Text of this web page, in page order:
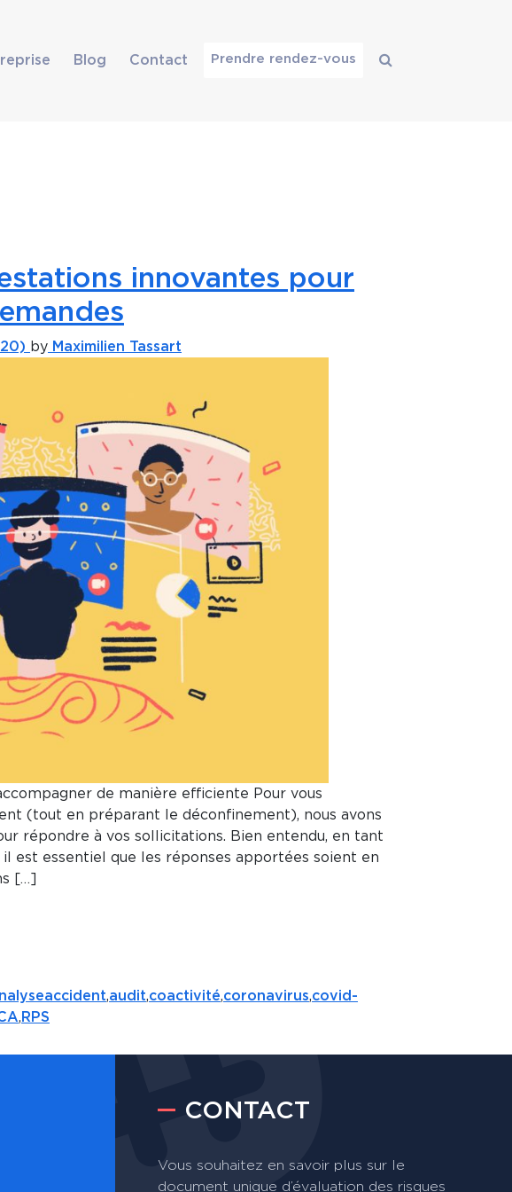
Blog Contact Prendre rendez-vous
innovantes pour
byMaximilien Tassart
de manière efficiente Pour vous
(tout en préparant le déconfinement), nous avons
répondre à vos sollicitations. Bien entendu, en tant
est essentiel que les réponses apportées soient en
[…]
,audit,coactivité,coronavirus,covid-
, RPS
CONTACT
Vous souhaitez en savoir plus sur le
document unique d’évaluation des risques